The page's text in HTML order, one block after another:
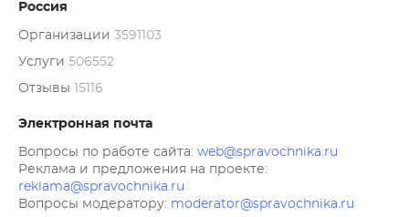
ребенок будет в полной безопасности. Наш
Центр Отдыха заботится о Ваших
детях!"ЗАРЯ" круглогодично принимает
центр "Озеро Круглое", Федерация Хоккея
России, Академия футбола им. Рината
Дасаева, Центр спортивных единоборств
тхэквондо и спортивные клубы России.
Россия
Организации 3591103
Услуги 506552
Отзывы 15116
Электронная почта
Вопросы по работе сайта: web@spravochnika.ru
Реклама и предложения на проекте:
reklama@spravochnika.ru
Вопросы модератору: moderator@spravochnika.ru